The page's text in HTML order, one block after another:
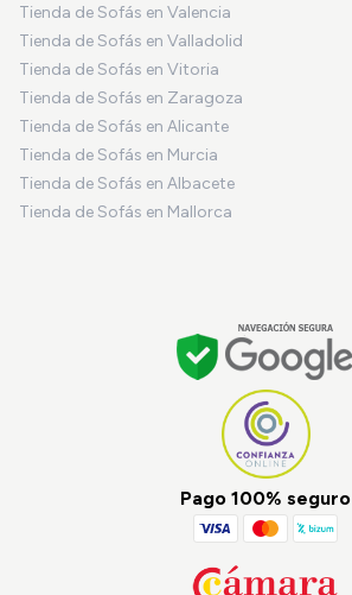
Tienda de Sofás en Valencia
Tienda de Sofás en Valladolid
Tienda de Sofás en Vitoria
Tienda de Sofás en Zaragoza
Tienda de Sofás en Alicante
Tienda de Sofás en Murcia
Tienda de Sofás en Albacete
Tienda de Sofás en Mallorca
Pago 100% seguro